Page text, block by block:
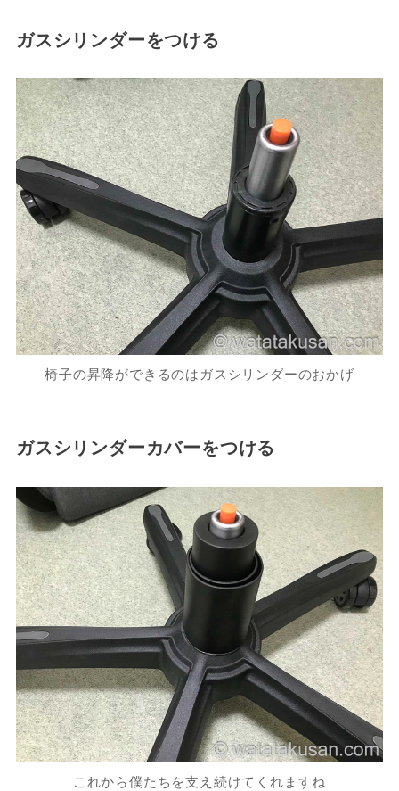
ガスシリンダーをつける
椅子の昇降ができるのはガスシリンダーのおかげ
ガスシリンダーカバーをつける
これから僕たちを支え続けてくれますね